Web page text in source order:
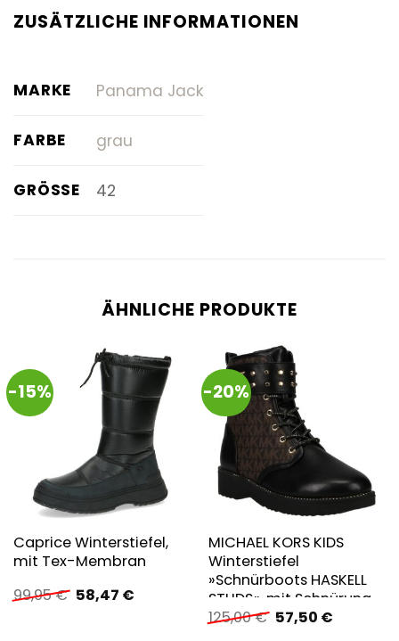
ZUSÄTZLICHE INFORMATIONEN
MARKE Panama Jack
FARBE grau
GRÖSSE 42
ÄHNLICHE PRODUKTE
-15%
Caprice Winterstiefel,
mit Tex-Membran
99,95€ Ursprünglicher
Preis
58,47 €Aktueller
-20%
MICHAEL KORS KIDS
Winterstiefel
»Schnürboots HASKELL
STUDS«, mit Schnürung
und Reißverschluss
125,00€ Ursprünglicher
Preis
57,50 €Aktueller